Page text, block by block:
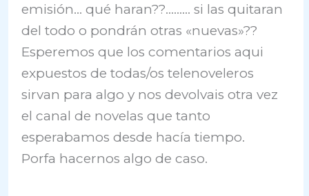
emisión… qué haran??……… si las quitaran
del todo o pondrán otras «nuevas»??
Esperemos que los comentarios aqui
expuestos de todas/os telenoveleros
sirvan para algo y nos devolvais otra vez
el canal de novelas que tanto
esperabamos desde hacía tiempo.
Porfa hacernos algo de caso.